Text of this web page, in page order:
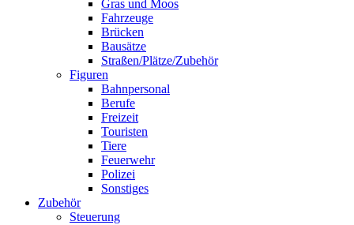
Gras und Moos
Fahrzeuge
Brücken
Bausätze
Straßen/Plätze/Zubehör
Figuren
Bahnpersonal
Berufe
Freizeit
Touristen
Tiere
Feuerwehr
Polizei
Sonstiges
Zubehör
Steuerung